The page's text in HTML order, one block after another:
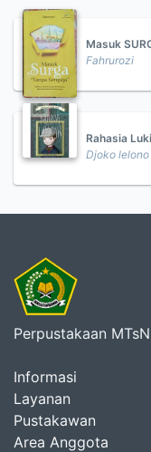
Masuk
Fahrurozi
Rahasia
Djoko lelono
Perpustakaan
Informasi
Layanan
Pustakawan
Area Anggota